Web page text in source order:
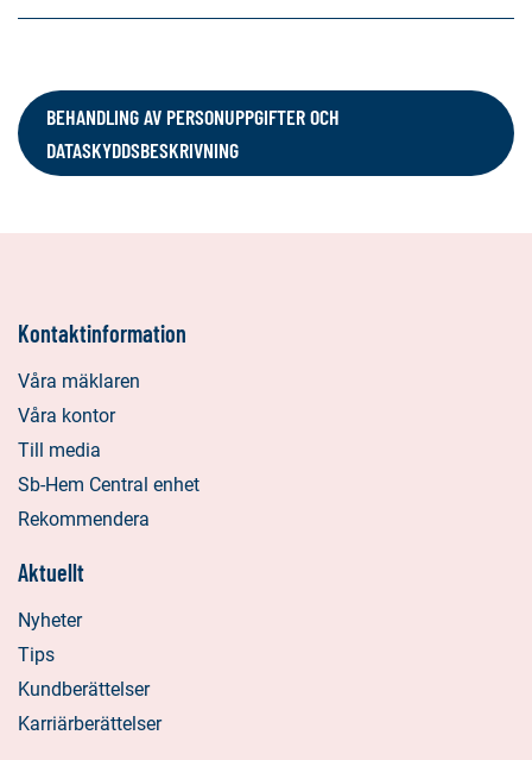
BEHANDLING AV PERSONUPPGIFTER OCH
DATASKYDDSBESKRIVNING
Kontaktinformation
Våra mäklaren
Våra kontor
Till media
Sb-Hem Central enhet
Rekommendera
Aktuellt
Nyheter
Tips
Kundberättelser
Karriärberättelser